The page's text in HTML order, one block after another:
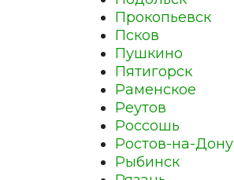
Прокопьевск
Псков
Пушкино
Пятигорск
Раменское
Реутов
Россошь
Ростов-на-Дону
Рыбинск